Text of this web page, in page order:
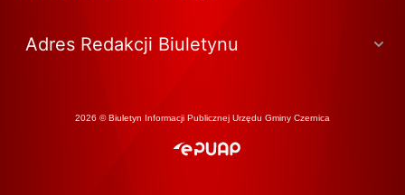
Adres Redakcji Biuletynu
2026 © Biuletyn Informacji Publicznej Urzędu Gminy Czernica